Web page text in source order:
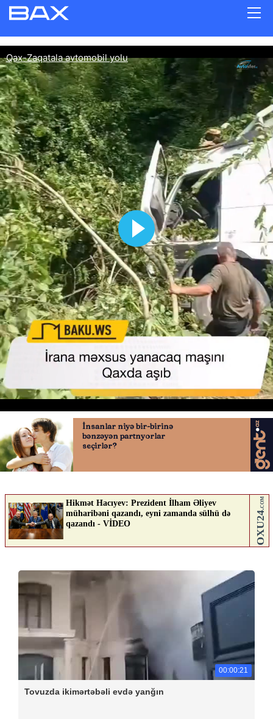
Qax-Zaqatala avtomobil yolu
04.06.2026 0
AVTOSFERTV
Nə düşünürsən?
00:00:21
Tovuzda ikimərtəbəli evdə yanğın